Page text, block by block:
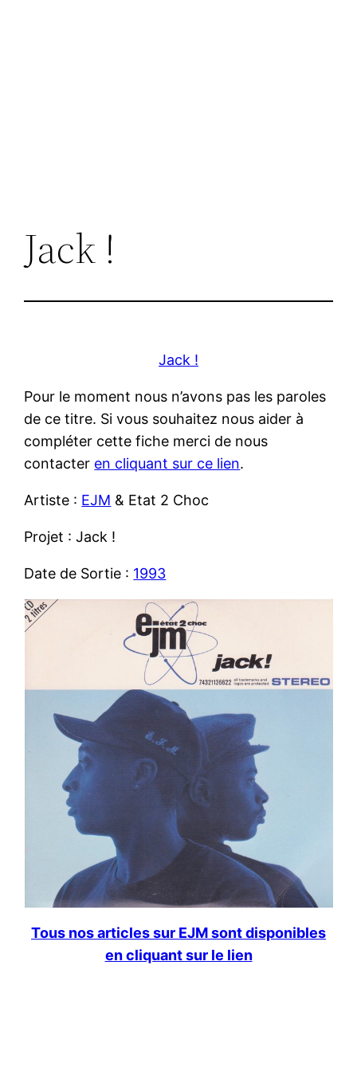
Jack !
Jack !
Pour le moment nous n’avons pas les paroles
de ce titre. Si vous souhaitez nous aider à
compléter cette fiche merci de nous
contacter en cliquant sur ce lien.
Artiste : EJM & Etat 2 Choc
Projet : Jack !
Date de Sortie : 1993
Tous nos articles sur EJM sont disponibles
en cliquant sur le lien